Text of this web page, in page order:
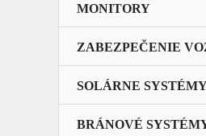
MONITORY
ZABEZPEČENIE
SOLÁRNE
BRÁNOVÉ